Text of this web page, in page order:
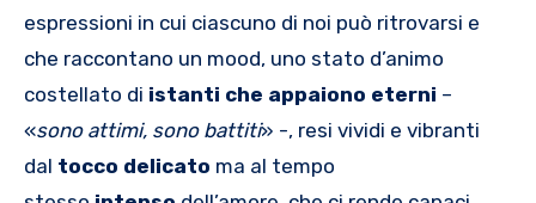
espressioni in cui ciascuno di noi può ritrovarsi e
che raccontano un mood, uno stato d’animo
costellato di istanti che appaiono eterni –
«sono attimi, sono battiti» -, resi vividi e vibranti
dal tocco delicato ma al tempo